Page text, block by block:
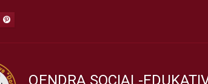
QENDRA SOCIAL-